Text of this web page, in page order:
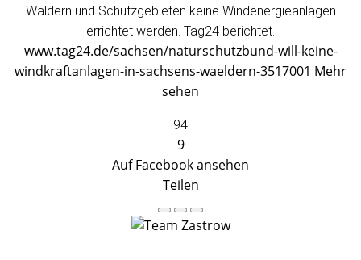
Wäldern und Schutzgebieten keine Windenergieanlagen
errichtet werden. Tag24 berichtet.
www.tag24.de/sachsen/naturschutzbund-will-keine-
windkraftanlagen-in-sachsens-waeldern-3517001 Mehr
sehen
94
9
Auf Facebook ansehen
Teilen